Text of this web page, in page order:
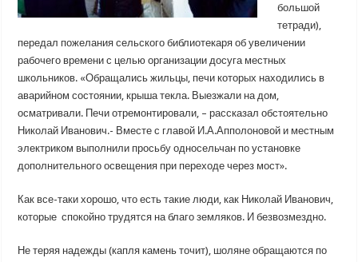
большой
тетради),
передал пожелания сельского библиотекаря об увеличении
рабочего времени с целью организации досуга местных
школьников. «Обращались жильцы, печи которых находились в
аварийном состоянии, крыша текла. Выезжали на дом,
осматривали. Печи отремонтировали, – рассказал обстоятельно
Николай Иванович.- Вместе с главой И.А.Апполоновой и местным
электриком выполнили просьбу односельчан по установке
дополнительного освещения при переходе через мост».
Как все-таки хорошо, что есть такие люди, как Николай Иванович,
которые спокойно трудятся на благо земляков. И безвозмездно.
Не теряя надежды (капля камень точит), шоляне обращаются по